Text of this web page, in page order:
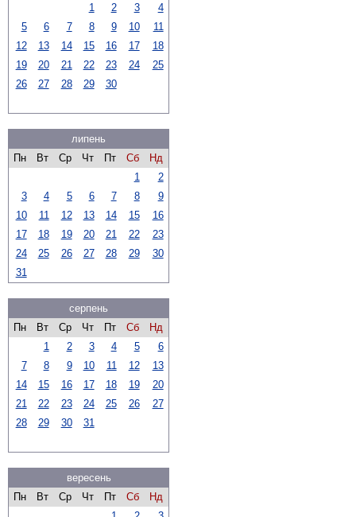
1
2 3
4
5
6 7 8 9 10
11
12
13 14 15 16 17
18
19
20 21 22 23 24
25
26
27 28 29 30
липень
Пн
Вт Ср Чт Пт Сб
Нд
1
2
3
4 5 6 7 8
9
10
11 12 13 14 15
16
17
18 19 20 21 22
23
24
25 26 27 28 29
30
31
серпень
Пн
Вт Ср Чт Пт Сб
Нд
1
2 3 4 5
6
7
8 9 10 11 12
13
14
15 16 17 18 19
20
21
22 23 24 25 26
27
28
29 30 31
вересень
Пн
Вт Ср Чт Пт Сб
Нд